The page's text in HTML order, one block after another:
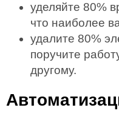
уделяйте 80%
что наиболее
удалите 80%
поручите
другому.